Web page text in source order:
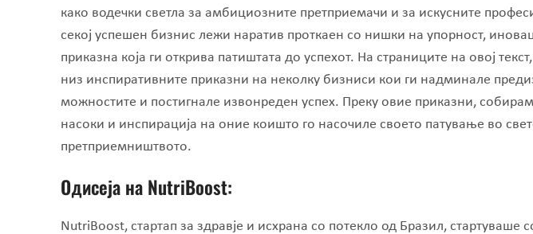
како водечки светла за амбициозните претприемачи и за искусните
секој успешен бизнис лежи наратив проткаен со нишки на упорност,
приказна која ги открива патиштата до успехот. На страниците на овој
низ инспиративните приказни на неколку бизниси кои ги надминале
можностите и постигнале извонреден успех. Преку овие приказни,
насоки и инспирација на оние коишто го насочиле своето патување во
претприемништвото.
Одисеја на NutriBoost:
NutriBoost, стартап за здравје и исхрана со потекло од Бразил, стартуваше